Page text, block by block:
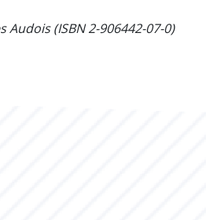
Audois (ISBN 2-906442-07-0)